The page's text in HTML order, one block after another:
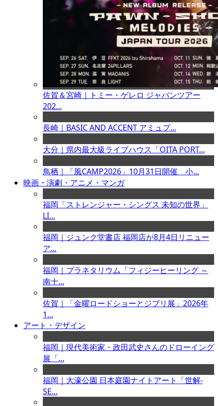
佐賀＆宮崎｜トミー・ゲレロ ジャパンツアー
202...
長崎｜BASIC AND ACCENT アミュプ...
大分｜県内最大級ライブハウス「OITA PORT...
鳥栖｜「風CAMP2026」10月31日開催 小...
映画・演劇・アニメ・マンガ
福岡「ストレンジャー・シングス 未知の世界」
LI...
福岡｜ジュンク堂書店 福岡店が8月4日リニュー
ア...
福岡｜プラネタリウム「フィジーヒーリング ～
南十...
佐賀｜「金曜ロードショーとジブリ展」2026年
1...
アート・デザイン
福岡｜現代美術家・政田武史さんのドローイング
展「...
福岡｜大濠公園 日本庭園ナイトアート「世解-
SE...